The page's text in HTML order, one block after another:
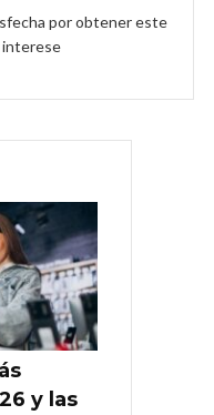
por obtener este
interese
y las